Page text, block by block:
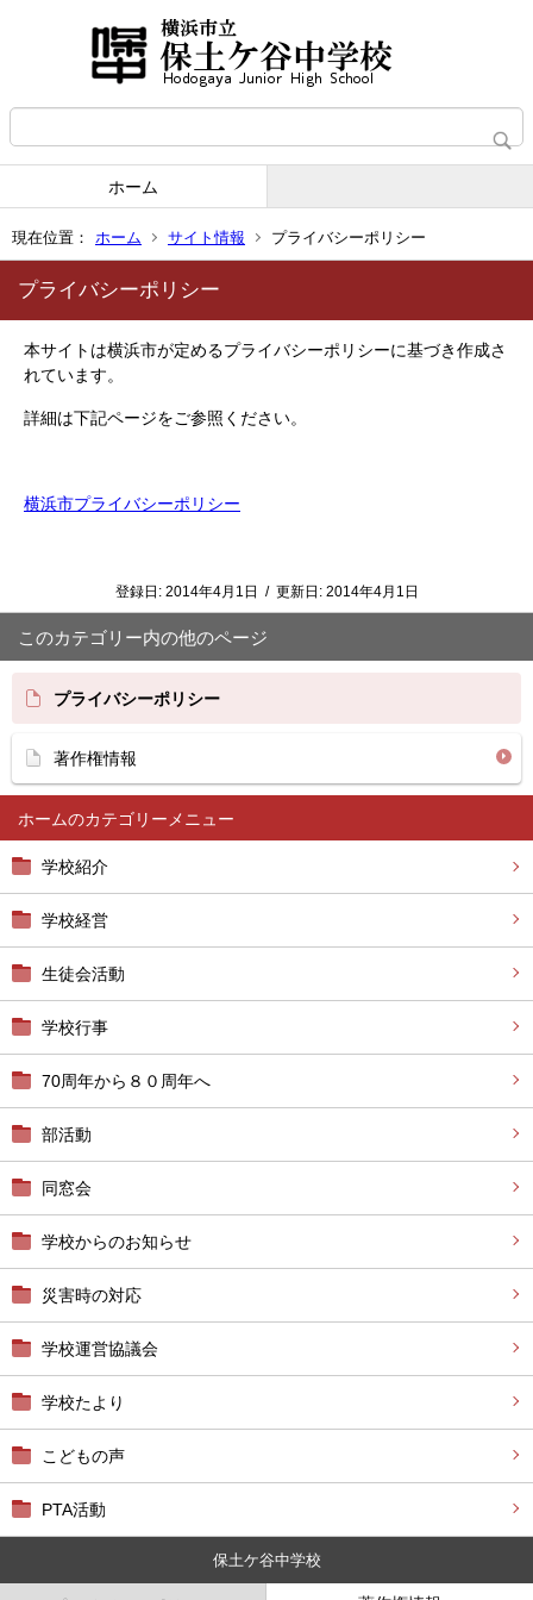
ホーム
現在位置： ホーム サイト情報 プライバシーポリシー
ホーム
学校紹介
学校経営
生徒会活動
学校行事
70周年から８０周年へ
部活動
同窓会
学校からのお知らせ
災害時の対応
学校運営協議会
学校たより
こどもの声
PTA活動
プライバシーポリシー
本サイトは横浜市が定めるプライバシーポリシーに基づき作成さ
れています。
詳細は下記ページをご参照ください。
横浜市プライバシーポリシー
登録日: 2014年4月1日 / 更新日: 2014年4月1日
このカテゴリー内の他のページ
プライバシーポリシー
著作権情報
保土ケ谷中学校